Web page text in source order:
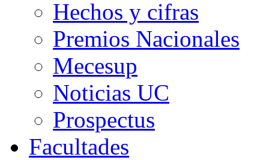
Hechos y cifras
Premios Nacionales
Mecesup
Noticias UC
Prospectus
Facultades